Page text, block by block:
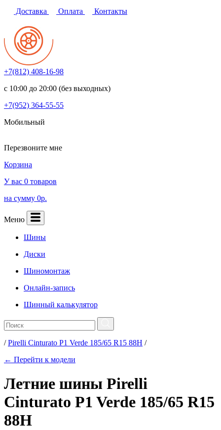
Доставка Оплата Контакты
+7(812) 408-16-98
с 10:00 до 20:00 (без выходных)
+7(952) 364-55-55
Мобильный
Перезвоните мне
Корзина
У вас 0 товаров
на сумму 0р.
Меню
Шины
Диски
Шиномонтаж
Онлайн-запись
Шинный калькулятор
/Pirelli Cinturato P1 Verde 185/65 R15 88H /
← Перейти к модели
Летние шины Pirelli
Cinturato P1 Verde 185/65 R15
88H